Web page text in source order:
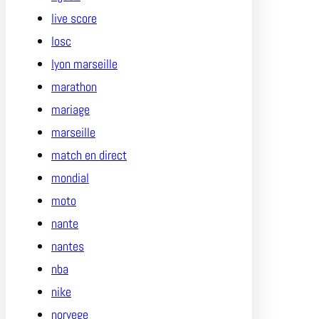
live score
losc
lyon marseille
marathon
mariage
marseille
match en direct
mondial
moto
nante
nantes
nba
nike
norvege